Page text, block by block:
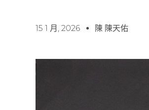
15 1 月, 2026 陳 陳天佑